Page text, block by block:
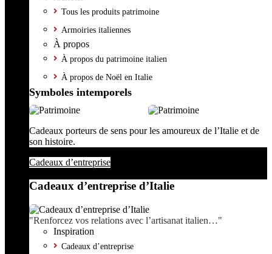
Tous les produits patrimoine
Armoiries italiennes
À propos
À propos du patrimoine italien
À propos de Noël en Italie
Symboles intemporels
Cadeaux porteurs de sens pour les amoureux de l’Italie et de
son histoire.
Cadeaux d’entreprise
Cadeaux d’entreprise d’Italie
"Renforcez vos relations avec l’artisanat italien…"
Inspiration
Cadeaux d’entreprise